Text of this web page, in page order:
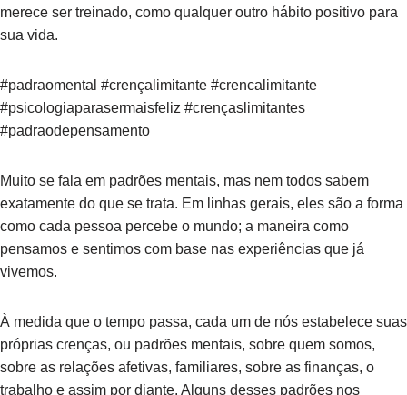
merece ser treinado, como qualquer outro hábito positivo para
sua vida.
#padraomental #crençalimitante #crencalimitante
#psicologiaparasermaisfeliz #crençaslimitantes
#padraodepensamento
Muito se fala em padrões mentais, mas nem todos sabem
exatamente do que se trata. Em linhas gerais, eles são a forma
como cada pessoa percebe o mundo; a maneira como
pensamos e sentimos com base nas experiências que já
vivemos.
À medida que o tempo passa, cada um de nós estabelece suas
próprias crenças, ou padrões mentais, sobre quem somos,
sobre as relações afetivas, familiares, sobre as finanças, o
trabalho e assim por diante. Alguns desses padrões nos